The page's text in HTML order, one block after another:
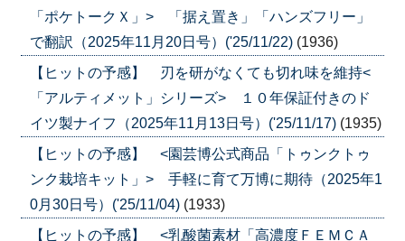
「ポケトークＸ」> 「据え置き」「ハンズフリー」
で翻訳（2025年11月20日号）('25/11/22) (1936)
【ヒットの予感】 刃を研がなくても切れ味を維持<
「アルティメット」シリーズ> １０年保証付きのド
イツ製ナイフ（2025年11月13日号）('25/11/17) (1935)
【ヒットの予感】 <園芸博公式商品「トゥンクトゥ
ンク栽培キット」> 手軽に育て万博に期待（2025年1
0月30日号）('25/11/04) (1933)
【ヒットの予感】 <乳酸菌素材「高濃度ＦＥＭＣＡ